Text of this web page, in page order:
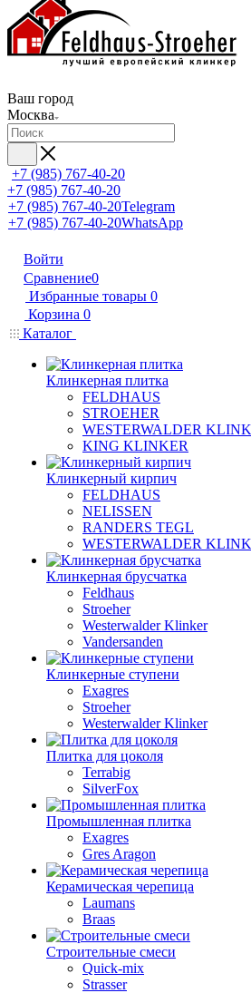
Ваш город
Москва
+7 (985) 767-40-20
+7 (985) 767-40-20
+7 (985) 767-40-20Telegram
+7 (985) 767-40-20WhatsApp
Войти
Сравнение0
Избранные товары 0
Корзина 0
Каталог
Клинкерная плитка
FELDHAUS
STROEHER
WESTERWALDER
KING KLINKER
Клинкерный кирпич
FELDHAUS
NELISSEN
RANDERS TEGL
WESTERWALDER
Клинкерная брусчатка
Feldhaus
Stroeher
Westerwalder Klinker
Vandersanden
Клинкерные ступени
Exagres
Stroeher
Westerwalder Klinker
Плитка для цоколя
Terrabig
SilverFox
Промышленная плитка
Exagres
Gres Aragon
Керамическая черепица
Laumans
Braas
Строительные смеси
Quick-mix
Strasser